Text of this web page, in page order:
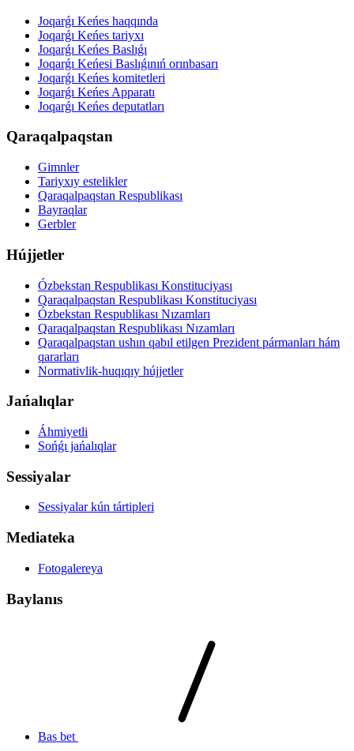
Joqarǵı Keńes haqqında
Joqarǵı Keńes tariyxı
Joqarǵı Keńes Baslıǵı
Joqarǵı Keńesi Baslıǵınıń orınbasarı
Joqarǵı Keńes komitetleri
Joqarǵı Keńes Apparatı
Joqarǵı Keńes deputatları
Qaraqalpaqstan
Gimnler
Tariyxıy estelikler
Qaraqalpaqstan Respublikası
Bayraqlar
Gerbler
Hújjetler
Ózbekstan Respublikası Konstituciyası
Qaraqalpaqstan Respublikası Konstituciyası
Ózbekstan Respublikası Nızamları
Qaraqalpaqstan Respublikası Nızamları
Qaraqalpaqstan ushın qabıl etilgen Prezident pármanları hám
qararları
Normativlik-huqıqıy hújjetler
Jańalıqlar
Áhmiyetli
Sońǵı jańalıqlar
Sessiyalar
Sessiyalar kún tártipleri
Mediateka
Fotogalereya
Baylanıs
Bas bet